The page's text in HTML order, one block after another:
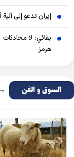
إيران تدعو إلى
بقائي: لا
هرمز
السوق و الفن